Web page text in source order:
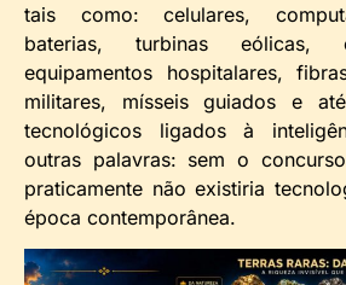
tais como: celulares,
baterias, turbinas eólicas,
equipamentos hospitalares,
militares, mísseis guiados e
tecnológicos ligados à
outras palavras: sem o
praticamente não existiria
época contemporânea.